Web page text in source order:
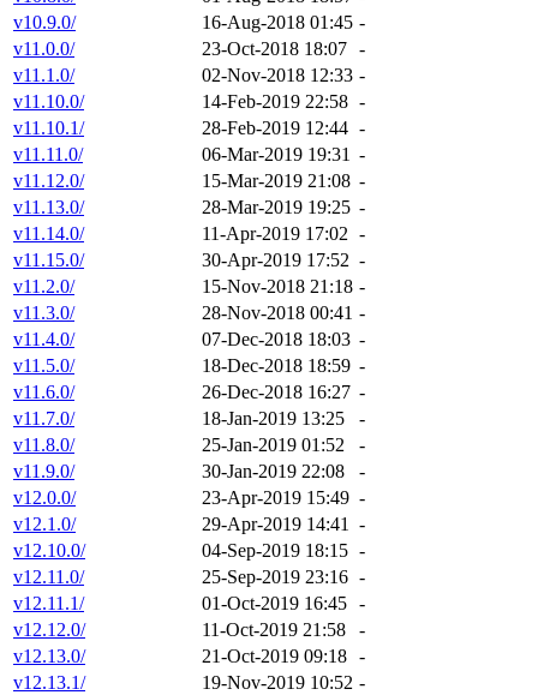
v10.9.0/
16-Aug-2018 01:45 -
v11.0.0/
23-Oct-2018 18:07 -
v11.1.0/
02-Nov-2018 12:33 -
v11.10.0/
14-Feb-2019 22:58 -
v11.10.1/
28-Feb-2019 12:44 -
v11.11.0/
06-Mar-2019 19:31 -
v11.12.0/
15-Mar-2019 21:08 -
v11.13.0/
28-Mar-2019 19:25 -
v11.14.0/
11-Apr-2019 17:02 -
v11.15.0/
30-Apr-2019 17:52 -
v11.2.0/
15-Nov-2018 21:18 -
v11.3.0/
28-Nov-2018 00:41 -
v11.4.0/
07-Dec-2018 18:03 -
v11.5.0/
18-Dec-2018 18:59 -
v11.6.0/
26-Dec-2018 16:27 -
v11.7.0/
18-Jan-2019 13:25
-
v11.8.0/
25-Jan-2019 01:52
-
v11.9.0/
30-Jan-2019 22:08
-
v12.0.0/
23-Apr-2019 15:49 -
v12.1.0/
29-Apr-2019 14:41
-
v12.10.0/
04-Sep-2019 18:15 -
v12.11.0/
25-Sep-2019 23:16 -
v12.11.1/
01-Oct-2019 16:45 -
v12.12.0/
11-Oct-2019 21:58
-
v12.13.0/
21-Oct-2019 09:18 -
v12.13.1/
19-Nov-2019 10:52 -